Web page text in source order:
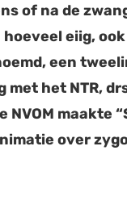
of na de
eiig, ook
een
met het NTR,
NVOM maakte
over